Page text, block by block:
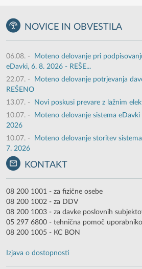
NOVICE IN OBVESTILA
06.08. -
Moteno delovanje pri
eDavki, 6. 8. 2026 - REŠE...
22.07. -
Moteno delovanje potrjevanja
REŠENO
13.07. -
Novi poskusi prevare z lažnim
10.07. -
Moteno delovanje sistema
2026
10.07. -
Moteno delovanje storitev
7. 2026
KONTAKT
08 200 1001 - za fizične osebe
08 200 1002 - za DDV
08 200 1003 - za davke poslovnih
05 297 6800 - tehnična pomoč
08 200 1005 - KC BON
Izjava o dostopnosti